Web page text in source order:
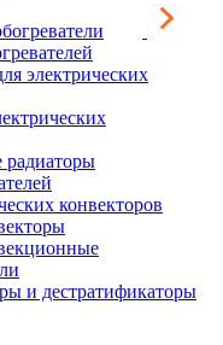
электрических
конвекторов
и дестратификаторы